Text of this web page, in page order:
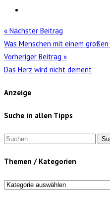
« Nächster Beitrag
Was Menschen mit einem
Vorheriger Beitrag »
Das Herz wird nicht dement
Anzeige
Suche in allen Tipps
Suchen
Themen / Kategorien
Themen